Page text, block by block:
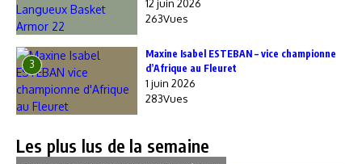
12 juin 2026
263Vues
3
Maxine Isabel ESTEBAN – vice championne
d’Afrique au Fleuret
1 juin 2026
283Vues
Les plus lus de la semaine